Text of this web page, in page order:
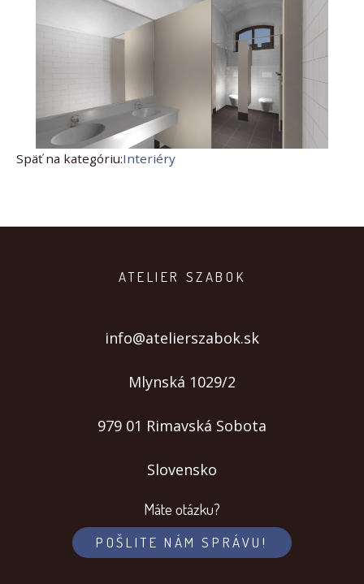
Späť na kategóriu:Interiéry
ATELIER SZABOK
info@atelierszabok.sk
Mlynská 1029/2
979 01 Rimavská Sobota
Slovensko
Máte otázku?
POŠLITE NÁM SPRÁVU!